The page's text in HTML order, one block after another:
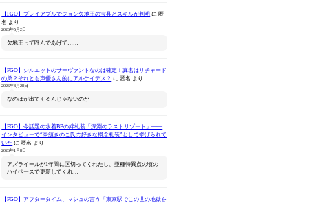
Fate/Grand Order -終局
特異点 冠位時間神殿ソロ
セイバー/アルトリア ペン
【FGO】プレイアブルでジョン欠地王の宝具とスキルが判明 に 匿
名 より
2026年5月2日
欠地王って呼んであげて……
【FGO】シルエットのサーヴァントなのは確定！真名はリチャード
の弟？それとも声優さん的にアルケイデス？ に 匿名 より
2026年4月28日
なのはが出てくるんじゃないのか
【FGO】今話題の水着BBの絆礼装「深淵のラストリゾート」――
インタビューで“奈須きのこ氏の好きな概念礼装”として挙げられて
いた に 匿名 より
2026年1月8日
アズライールが1年間に区切ってくれたし、亜種特異点の頃の
ハイペースで更新してくれ…
【FGO】アフタータイム、マシュの言う「東京駅でこの世の地獄を